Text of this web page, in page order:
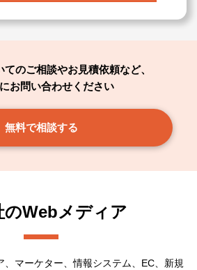
のご相談やお見積依頼など、
お問い合わせください
無料で相談する
のWebメディア
、マーケター、情報システム、EC、新規